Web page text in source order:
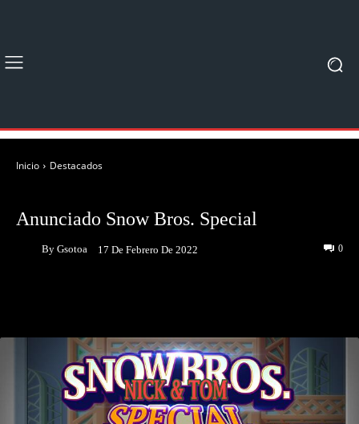
Inicio Destacados
Anunciado Snow Bros. Special
By Gsotoa 17 De Febrero De 2022 0